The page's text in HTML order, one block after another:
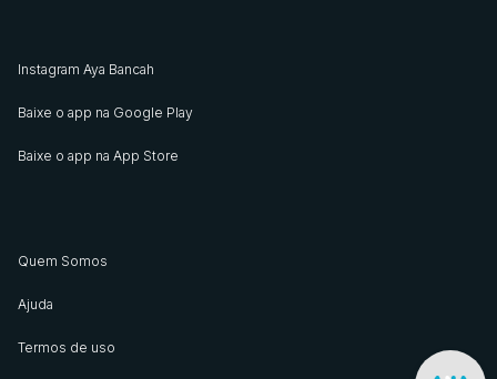
Instagram Aya Bancah
Baixe o app na Google Play
Baixe o app na App Store
Quem Somos
Ajuda
Termos de uso